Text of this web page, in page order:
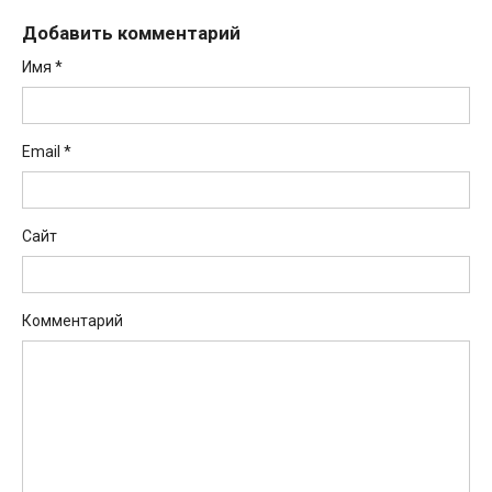
Добавить комментарий
Имя *
Email *
Сайт
Комментарий